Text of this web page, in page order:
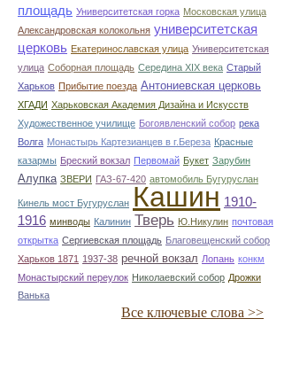
площадь Университетская горка Московская улица
Александровская колокольня университетская
церковь Екатеринославская улица Университетская
улица Соборная площадь Середина XIX века Старый
Харьков Прибытие поезда Антониевская церковь
ХГАДИ Харьковская Академия Дизайна и Искусств
Художественное училище Богоявленский собор река
Волга Монастырь Картезианцев в г.Береза Красные
казармы Бреский вокзал Первомай Букет Зарубин
Алупка ЗВЕРИ ГАЗ-67-420 автомобиль Бугуруслан
Кинель мост Бугуруслан Кашин 1910-
1916 минводы Калинин Тверь Ю.Никулин почтовая
открытка Сергиевская площадь Благовещенский собор
Харьков 1871 1937-38 речной вокзал Лопань конкм
Монастырский переулок Николаевский собор Дрожки
Ванька
Все ключевые слова >>